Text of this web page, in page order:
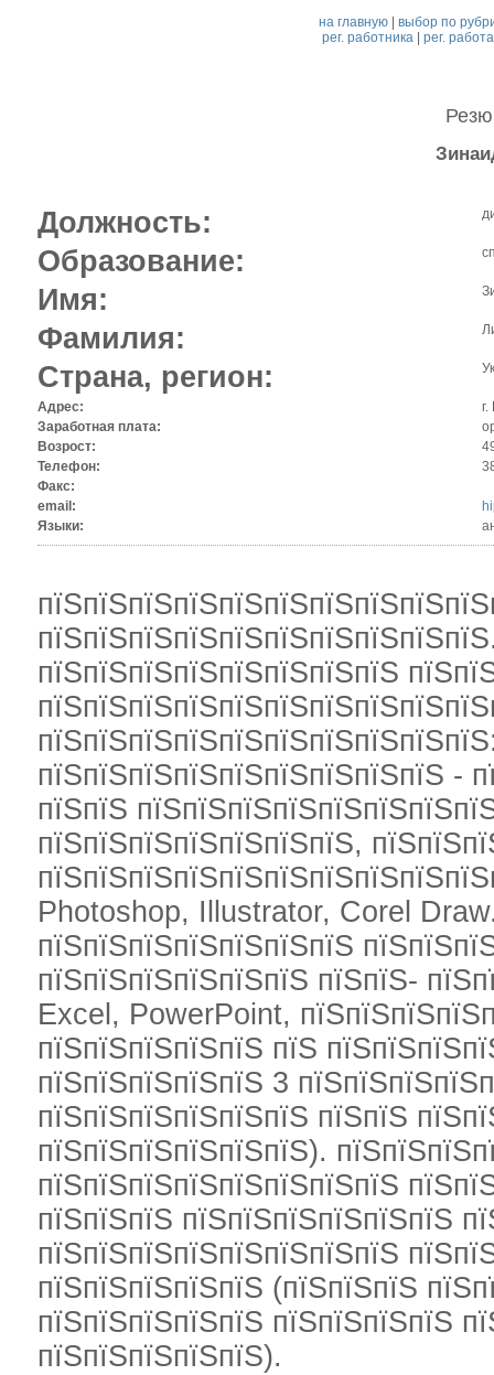
на главную |выбор по
рег. работника| рег.
Должность:
Образование:
Имя:
Фамилия:
Страна, регион:
Адрес:
Заработная плата:
Возрост:
Телефон:
Факс:
email:
Языки:
пїЅпїЅпїЅпїЅпїЅпїЅпїЅпїЅ
пїЅпїЅпїЅпїЅпїЅпїЅпїЅпїЅпїЅ -
пїЅпїЅ
пїЅпїЅпїЅпїЅпїЅпїЅпїЅ,
Photoshop, Illustrator, Corel Draw.
пїЅпїЅпїЅпїЅпїЅпїЅпїЅ
пїЅпїЅпїЅпїЅпїЅпїЅ пїЅпїЅ-
Excel, PowerPoint,
пїЅпїЅпїЅпїЅпїЅ пїЅ
пїЅпїЅпїЅпїЅпїЅ 3
пїЅпїЅпїЅпїЅпїЅпїЅ пїЅпїЅ
пїЅпїЅпїЅпїЅпїЅпїЅ).
пїЅпїЅпїЅпїЅпїЅпїЅпїЅпїЅ
пїЅпїЅпїЅ пїЅпїЅпїЅпїЅпїЅпїЅ
пїЅпїЅпїЅпїЅпїЅпїЅпїЅпїЅ
пїЅпїЅпїЅпїЅпїЅ (пїЅпїЅпїЅ
пїЅпїЅпїЅпїЅпїЅ пїЅпїЅпїЅпїЅ
пїЅпїЅпїЅпїЅпїЅ).